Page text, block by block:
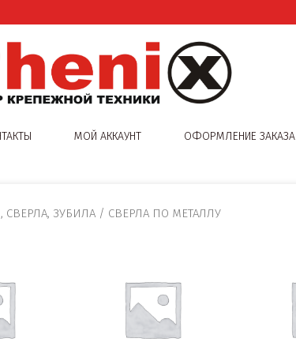
МОЙ АККАУНТ ОФОРМЛЕНИЕ ЗАКАЗА
СВЕРЛА, ЗУБИЛА/ СВЕРЛА ПО МЕТАЛЛУ